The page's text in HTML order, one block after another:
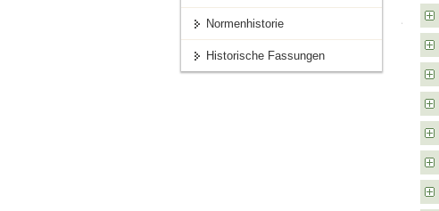
Normenhistorie
Historische Fassungen